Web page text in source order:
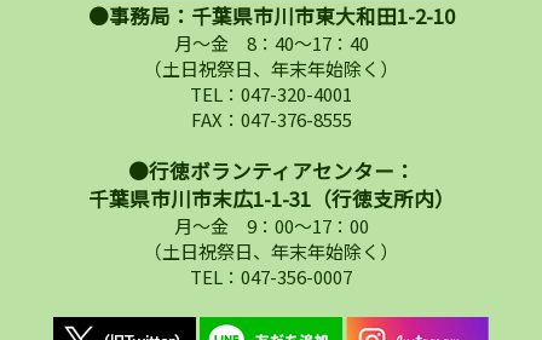
●事務局：千葉県市川市東大和田1-2-10
月～金 8：40～17：40
（土日祝祭日、年末年始除く）
TEL：047-320-4001
FAX：047-376-8555
●行徳ボランティアセンター：
千葉県市川市末広1-1-31（行徳支所内）
月～金 9：00～17：00
（土日祝祭日、年末年始除く）
TEL：047-356-0007